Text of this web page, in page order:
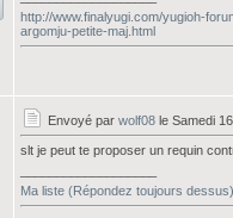
http://www.finalyugi.com/yugioh-
argomju-petite-maj.html
Envoyé par wolf08 le Samedi
slt je peut te proposer un requin
Ma liste (Répondez toujours dessus)